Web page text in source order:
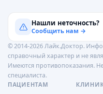
Нашли неточность?
Сообщить нам →
© 2014-2026 Лайк.Доктор.
справочный характер и не
Имеются противопоказания.
специалиста.
ПАЦИЕНТАМ